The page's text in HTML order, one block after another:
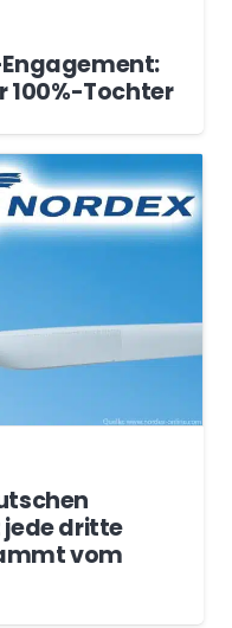
Engagement:
100%-Tochter
dritte
vom